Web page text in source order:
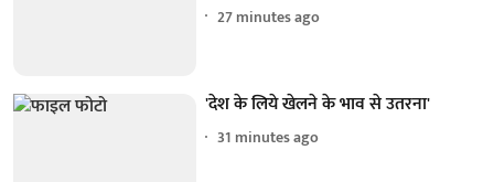
27 minutes ago
'देश के लिये खेलने के भाव से उतरना'
31 minutes ago